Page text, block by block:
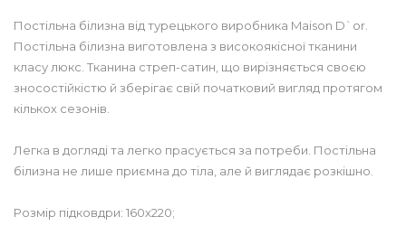
Постільна білизна від турецького виробника Maison D`or.
Постільна білизна виготовлена з високоякісної тканини
класу люкс. Тканина стреп-сатин, що вирізняється своєю
зносостійкістю й зберігає свій початковий вигляд протягом
кількох сезонів.
Легка в догляді та легко прасується за потреби. Постільна
білизна не лише приємна до тіла, але й виглядає розкішно.
Розмір підковдри: 160х220;